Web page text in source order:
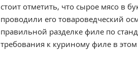
стоит отметить, что сырое мясо в
проводили его товароведческий
правильной разделке филе по
требования к куриному филе в